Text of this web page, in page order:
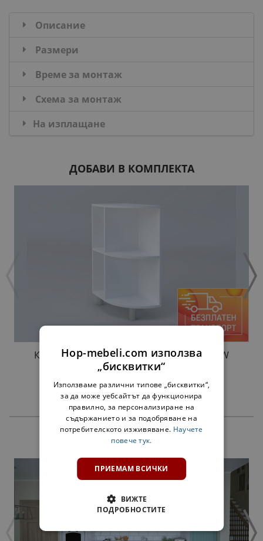
Описание
Размери
Време за монтаж
Схема за монтаж
На изплащане
ДОБАВИ В КОМПЛЕКТА
КРАЙНА ЕТАЖЕРКА Н30КЗ АДЕЛ ЛУКС NEW
БЯЛА
47,00 € 91,92 лв.
ПРОДУКТИ
Hop-mebeli.com използва
„бисквитки“
Използваме различни типове „бисквитки“,
за да може уебсайтът да функционира
правилно, за персонализиране на
съдържанието и за подобряване на
потребителското изживяване. Научете
повече тук.
ПРИЕМАМ ВСИЧКИ
ВИЖТЕ
ПОДРОБНОСТИТЕ